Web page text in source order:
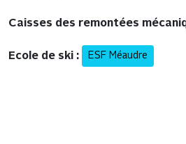
Caisses des remontées
Ecole de ski : ESF Méaudre